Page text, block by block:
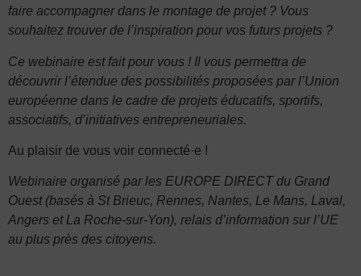
faire accompagner dans le montage de projet ? Vous
souhaitez trouver de l’inspiration pour vos futurs projets ?
Ce webinaire est fait pour vous ! Il vous permettra de
découvrir l’étendue des possibilités proposées par l’Union
européenne dans le cadre de projets éducatifs, sportifs,
associatifs, d’initiatives entrepreneuriales.
Au plaisir de vous voir connecté·e !
Webinaire organisé par les EUROPE DIRECT du Grand
Ouest (basés à St Brieuc, Rennes, Nantes, Le Mans, Laval,
Angers et La Roche-sur-Yon), relais d’information sur l’UE
au plus près des citoyens.